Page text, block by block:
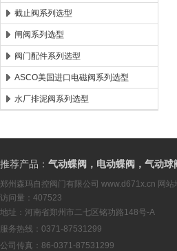
截止阀系列选型
闸阀系列选型
阀门配件系列选型
ASCO美国进口电磁阀系列选型
水厂排泥阀系列选型
推荐产品： 气动蝶阀，电动蝶阀，气动
郑州森玛自控阀门有限公司 www.d671x.cn 网站
访问量：407523
地址：河南省郑州市二七区铭功路148号-A
服务热线：0371-87531299
公司传真：86-0371-87531299